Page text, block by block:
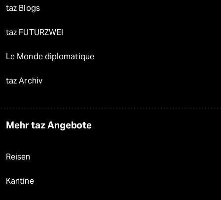
taz Blogs
taz FUTURZWEI
Le Monde diplomatique
taz Archiv
Mehr taz Angebote
Reisen
Kantine